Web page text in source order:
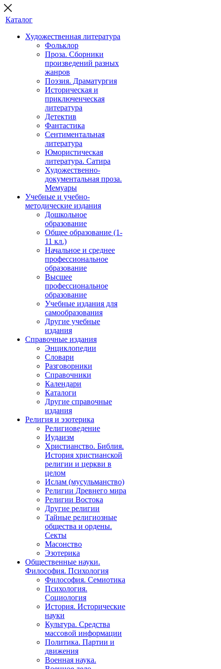
Каталог
Художественная литература
Фольклор
Проза. Сборники
произведений разных
жанров
Поэзия. Драматургия
Историческая и
приключенческая
литература
Детектив
Фантастика
Сентиментальная
литература
Юмористическая
литература. Сатира
Художественно-
документальная проза.
Мемуары
Учебные и учебно-
методические издания
Дошкольное
образование
Общее образование (1-
11 кл.)
Начальное и среднее
профессиональное
образование
Высшее
профессиональное
образование
Учебные издания для
самообразования
Другие учебные
издания
Справочные издания
Энциклопедии
Словари
Разговорники
Справочники
Календари
Каталоги
Другие справочные
издания
Религия и эзотерика
Религиоведение
Иудаизм
Христианство. Библия.
История христианской
религии и церкви в
целом
Ислам (мусульманство)
Религии Древнего мира
Религии Востока
Другие религии
Тайные религиозные
общества и ордены.
Секты
Масонство
Эзотерика
Общественные науки.
Философия. Психология
Философия. Семиотика
Психология.
Социология
История. Исторические
науки
Культура. Средства
массовой информации
Политика. Партии и
движения
Военная наука.